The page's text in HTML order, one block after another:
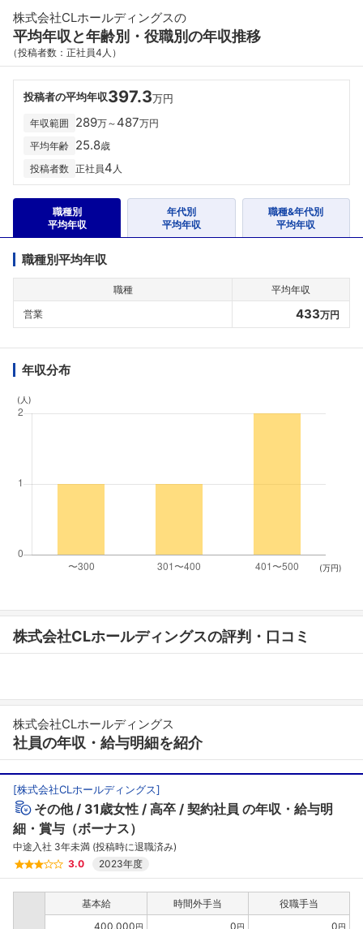
株式会社CLホールディングスの
平均年収と年齢別・役職別の年収推移
（投稿者数：正社員4人）
投稿者の平均年収397.3万円
年収範囲 289万～ 487万円
平均年齢 25.8歳
投稿者数 正社員4 人
職種別
平均年収
年代別
平均年収
職種&年代別
平均年収
職種別平均年収
職種
平均年収
営業
433万円
年収分布
(人)
(万円)
株式会社CLホールディングスの評判・口コミ
株式会社CLホールディングス
社員の年収・給与明細を紹介
[株式会社CLホールディングス]
その他 31歳女性 高卒 契約社員 の年収・給与明
細・賞与（ボーナス）
中途入社 3年未満 (投稿時に退職済み)
3.0
2023年度
基本給 時間外手当
役職手当
400,000円 0円 0円